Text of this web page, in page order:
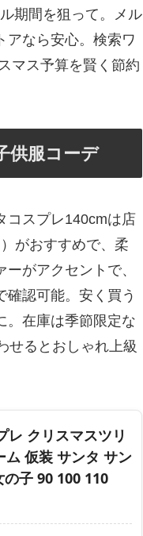
期間を狙って。メル
アなら安心。検索ワ
マス予算を賢く節約
供服コーデ
コスプレ140cmは店
）がおすすめで、柔
がアクセントで、
認可能。安く買う
。在庫は季節限定な
せるとおしゃれ上級
レ クリスマスツリ
ム 仮装 サンタ サン
子 90 100 110